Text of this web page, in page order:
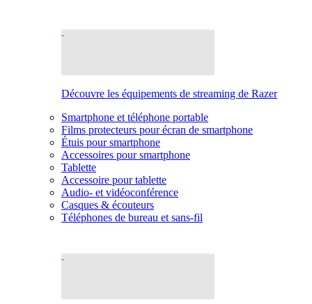
Découvre les équipements de streaming de Razer
Smartphone et téléphone portable
Films protecteurs pour écran de smartphone
Étuis pour smartphone
Accessoires pour smartphone
Tablette
Accessoire pour tablette
Audio- et vidéoconférence
Casques & écouteurs
Téléphones de bureau et sans-fil